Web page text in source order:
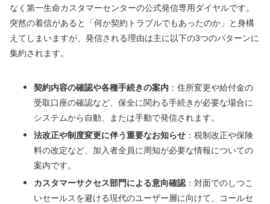
なく第一生命カスタマーセンターの公式発信専用ダイヤルです。
突然の着信があると「何か契約トラブルでもあったのか」と身構
えてしまいますが、発信される理由は主に以下の3つのパターンに
集約されます。
契約内容の確認や各種手続きの案内 ：住所変更や給付金の
受取口座の確認など、保全に関わる手続きが必要な場合に
システムから自動、または手動で発信されます。
法改正や制度変更に伴う重要なお知らせ ：税制改正や保険
料の改定など、加入者全員に周知が必要な情報についての
案内です。
カスタマーサクセス部門による意向確認 ：対面でのしつこ
いセールスを避ける現代のユーザー層に向けて、コールセ